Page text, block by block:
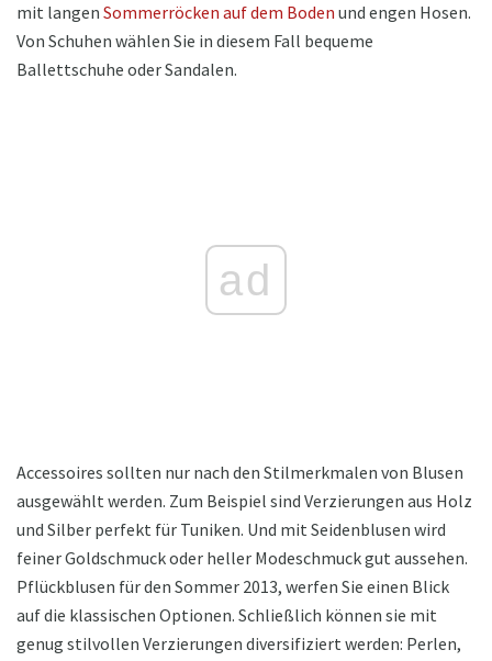
mit langen Sommerröcken auf dem Boden und engen Hosen.
Von Schuhen wählen Sie in diesem Fall bequeme
Ballettschuhe oder Sandalen.
ad
Accessoires sollten nur nach den Stilmerkmalen von Blusen
ausgewählt werden. Zum Beispiel sind Verzierungen aus Holz
und Silber perfekt für Tuniken. Und mit Seidenblusen wird
feiner Goldschmuck oder heller Modeschmuck gut aussehen.
Pflückblusen für den Sommer 2013, werfen Sie einen Blick
auf die klassischen Optionen. Schließlich können sie mit
genug stilvollen Verzierungen diversifiziert werden: Perlen,